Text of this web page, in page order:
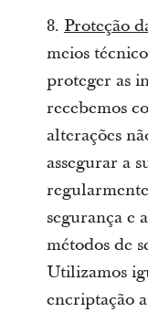
8.Proteção
meios
proteger as
recebemos
alterações
assegurar a
segurança e
métodos de
Utilizamos
encriptação